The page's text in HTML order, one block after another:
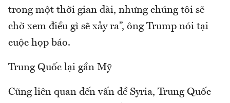
trong một thời gian dài, nhưng chúng tôi sẽ
chờ xem điều gì sẽ xảy ra”, ông Trump nói tại
cuộc họp báo.
Trung Quốc lại gần Mỹ
Cũng liên quan đến vấn đề Syria, Trung Quốc